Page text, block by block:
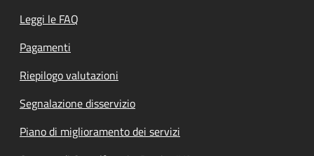
Leggi le FAQ
Pagamenti
Riepilogo valutazioni
Segnalazione disservizio
Piano di miglioramento dei servizi